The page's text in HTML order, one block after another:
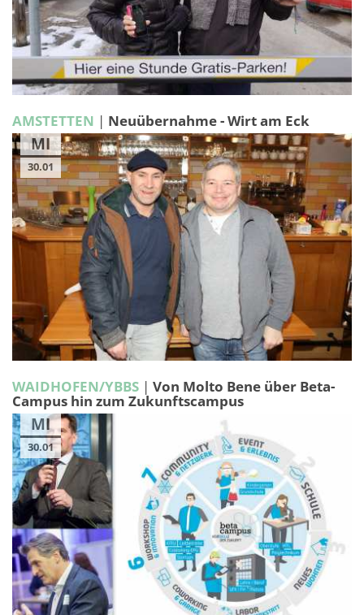
AMSTETTEN | Neuübernahme - Wirt am Eck
MI
30.01
WAIDHOFEN/YBBS | Von Molto Bene über Beta-
Campus hin zum Zukunftscampus
MI
30.01